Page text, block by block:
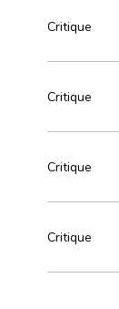
Critique
Critique
Critique
Critique